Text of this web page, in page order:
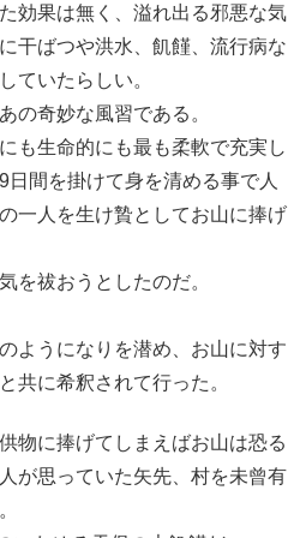
効果は無く、溢れ出る邪悪な気
干ばつや洪水、飢饉、流行病な
ていたらしい。
の奇妙な風習である。
も生命的にも最も柔軟で充実し
間を掛けて身を清める事で人
一人を生け贄としてお山に捧げ
を祓おうとしたのだ。
ようになりを潜め、お山に対す
共に希釈されて行った。
物に捧げてしまえばお山は恐る
が思っていた矢先、村を未曾有